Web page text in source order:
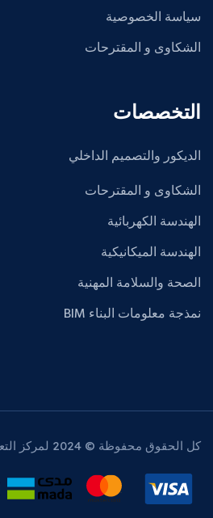
سياسة الخصوصية
الشكاوى و المقترحات
التخصصات
الديكور والتصميم الداخلي
الشكاوى و المقترحات
الهندسة الكهربائية
الهندسة الميكانيكية
الصحة والسلامة المهنية
نمذجة معلومات البناء BIM
كل الحقوق محفوظة © 2024 لمركز التعليم المتكامل للتدريب